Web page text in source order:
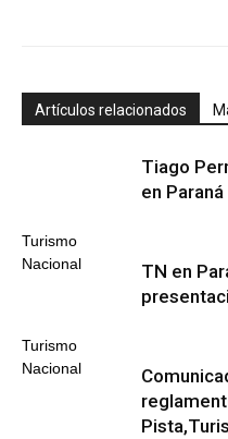
Artículos relacionados
Turismo
Nacional
Tiago
en Paraná
Turismo
Nacional
TN en